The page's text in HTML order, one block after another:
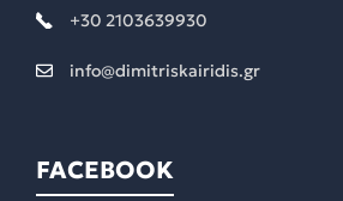
+30 2103639930
info@dimitriskairidis.gr
FACEBOOK